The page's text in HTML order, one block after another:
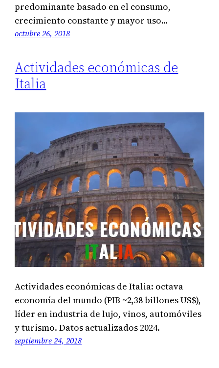
predominante basado en el consumo,
crecimiento constante y mayor uso…
octubre 26, 2018
Actividades económicas de
Italia
Actividades económicas de Italia: octava
economía del mundo (PIB ~2,38 billones US$),
líder en industria de lujo, vinos, automóviles
y turismo. Datos actualizados 2024.
septiembre 24, 2018